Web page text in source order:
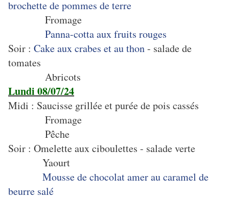
brochette de pommes de terre
Fromage
Panna-cotta aux fruits rouges
Soir : Cake aux crabes et au thon- salade de
tomates
Abricots
Lundi 08/07/24
Midi : Saucisse grillée et purée de pois cassés
Fromage
Pêche
Soir : Omelette aux ciboulettes - salade verte
Yaourt
Mousse de chocolat amer au caramel de
beurre salé